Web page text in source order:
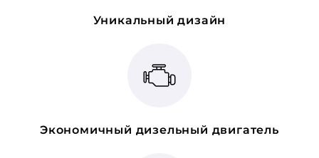
Уникальный дизайн
Экономичный дизельный двигатель